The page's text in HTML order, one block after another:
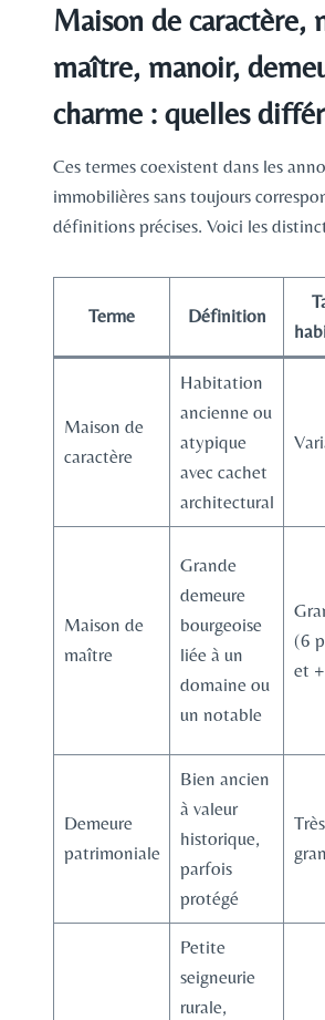
Maison de caractère,
maître, manoir,
charme : quelles
Ces termes coexistent dans les
immobilières sans toujours
définitions précises. Voici les
Terme Définition
Maison de
caractère
Habitation
ancienne ou
atypique
avec cachet
architectural
Maison de
maître
Grande
demeure
bourgeoise
liée à un
domaine ou
un notable
(6
et
Demeure
patrimoniale
Bien ancien
à valeur
historique,
parfois
protégé
Très
Petite
seigneurie
rurale,